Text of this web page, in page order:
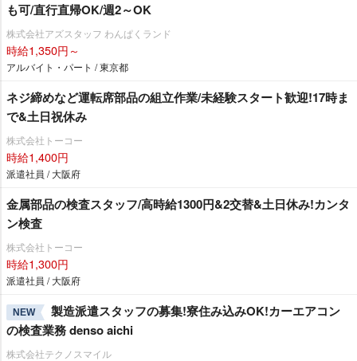
も可/直行直帰OK/週2～OK
株式会社アズスタッフ わんぱくランド
時給1,350円～
アルバイト・パート / 東京都
ネジ締めなど運転席部品の組立作業/未経験スタート歓迎!17時ま
で&土日祝休み
株式会社トーコー
時給1,400円
派遣社員 / 大阪府
金属部品の検査スタッフ/高時給1300円&2交替&土日休み!カンタ
ン検査
株式会社トーコー
時給1,300円
派遣社員 / 大阪府
NEW
製造派遣スタッフの募集!寮住み込みOK!カーエアコン
の検査業務 denso aichi
株式会社テクノスマイル